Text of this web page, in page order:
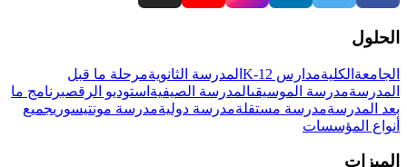
الحلول
الجامعة الكليةمدارس K-12 المدرسة الثانويةمرحلة ما قبل
المدرسةمدرسة الموسيقىالمدرسة الصيفية استوديو الرقصبرنامج ما
بعد المدرسةمدرسة مستقلةمدرسة دوليةمدرسة مونتيسوريجميع
أنواع المؤسسات
الميزات